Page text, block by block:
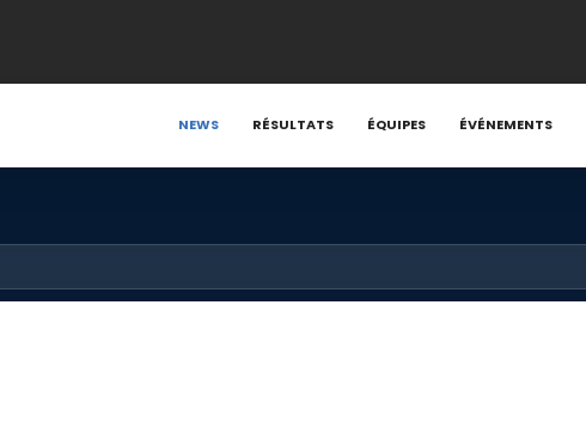
NEWS RÉSULTATS ÉQUIPES ÉVÉNEMENTS